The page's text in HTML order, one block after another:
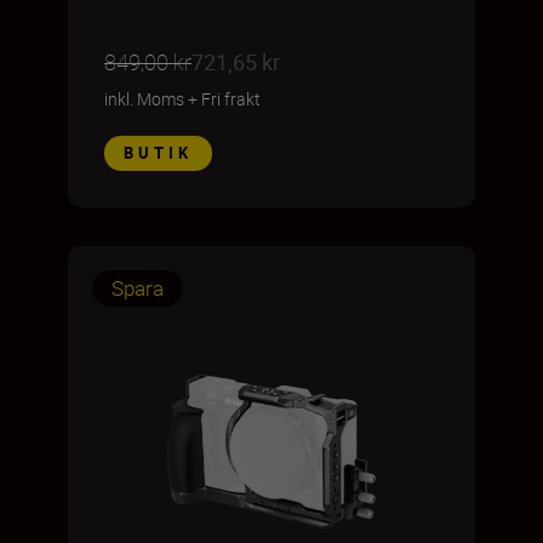
849,00 kr721,65 kr
inkl. Moms+ Fri frakt
BUTIK
Spara